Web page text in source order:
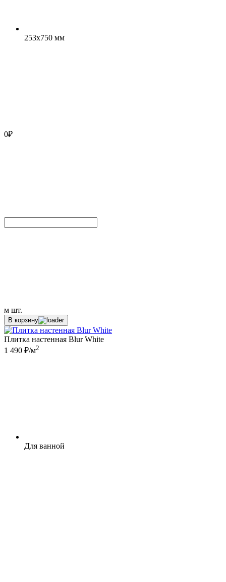
253x750 мм
0₽
м шт.
В корзину
Плитка настенная Blur White
1 490 ₽/м2
Для ванной